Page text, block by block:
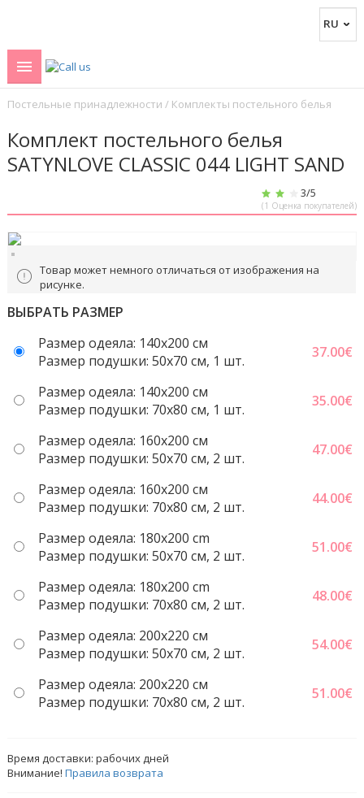
Постельные принадлежности / Комплекты постельного белья
Комплект постельного белья
SATYNLOVE CLASSIC 044 LIGHT SAND
3/5
(1 Оценка покупателей)
Товар может немного отличаться от изображения на
рисунке.
ВЫБРАТЬ РАЗМЕР
Размер одеяла: 140x200 см
Размер подушки: 50x70 cм, 1 шт.
37.00€
Размер одеяла: 140x200 см
Размер подушки: 70x80 см, 1 шт.
35.00€
Размер одеяла: 160x200 см
Размер подушки: 50x70 cм, 2 шт.
47.00€
Размер одеяла: 160x200 см
Размер подушки: 70x80 см, 2 шт.
44.00€
Размер одеяла: 180x200 cm
Размер подушки: 50x70 cм, 2 шт.
51.00€
Размер одеяла: 180x200 cm
Размер подушки: 70x80 см, 2 шт.
48.00€
Размер одеяла: 200x220 cм
Размер подушки: 50x70 cм, 2 шт.
54.00€
Размер одеяла: 200x220 cм
Размер подушки: 70x80 см, 2 шт.
51.00€
Время доставки:рабочих дней
Внимание!Правила возврата